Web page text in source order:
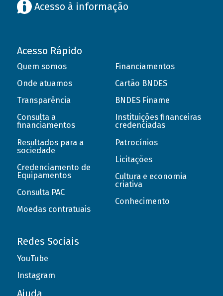
Acesso à informação
Acesso Rápido
Quem somos
Onde atuamos
Transparência
Consulta a
financiamentos
Resultados para a
sociedade
Credenciamento de
Equipamentos
Consulta PAC
Moedas contratuais
Financiamentos
Cartão BNDES
BNDES Finame
Instituições financeiras
credenciadas
Patrocínios
Licitações
Cultura e economia
criativa
Conhecimento
Redes Sociais
YouTube
Instagram
Ajuda